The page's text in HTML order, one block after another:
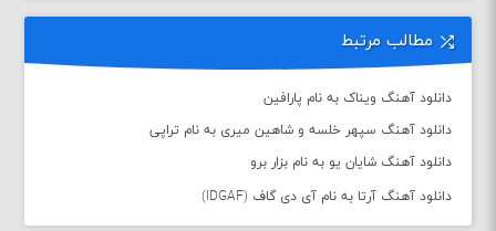
مطالب مرتبط
دانلود آهنگ ویناک به نام پارافین
دانلود آهنگ سپهر خلسه و شاهین میری به نام تراپی
دانلود آهنگ شایان یو به نام بزار برو
دانلود آهنگ آرتا به نام آی دی گاف (IDGAF)